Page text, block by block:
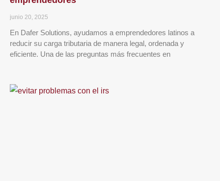
junio 20, 2025
En Dafer Solutions, ayudamos a emprendedores latinos a
reducir su carga tributaria de manera legal, ordenada y
eficiente. Una de las preguntas más frecuentes en